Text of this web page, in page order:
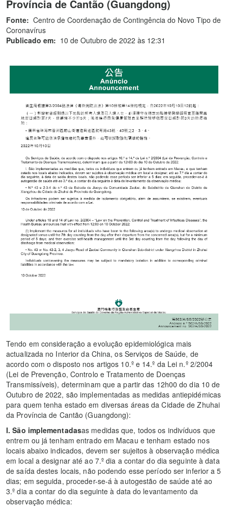
Província de Cantão (Guangdong)
Fonte: Centro de Coordenação de Contingência do Novo Tipo de
Coronavírus
Publicado em: 10 de Outubro de 2022 às 12:31
Tendo em consideração a evolução epidemiológica mais
actualizada no Interior da China, os Serviços de Saúde, de
acordo com o disposto nos artigos 10.º e 14.º da Lei n.º 2/2004
(Lei de Prevenção, Controlo e Tratamento de Doenças
Transmissíveis), determinam que a partir das 12h00 do dia 10 de
Outubro de 2022, são implementadas as medidas antiepidémicas
para quem tenha estado em diversas áreas da Cidade de Zhuhai
da Província de Cantão (Guangdong):
I. São implementadasas medidas que, todos os indivíduos que
entrem ou já tenham entrado em Macau e tenham estado nos
locais abaixo indicados, devem ser sujeitos à observação médica
em local a designar até ao 7.º dia a contar do dia seguinte à data
de saída destes locais, não podendo esse período ser inferior a 5
dias; em seguida, proceder-se-á à autogestão de saúde até ao
3.º dia a contar do dia seguinte à data do levantamento da
observação médica: